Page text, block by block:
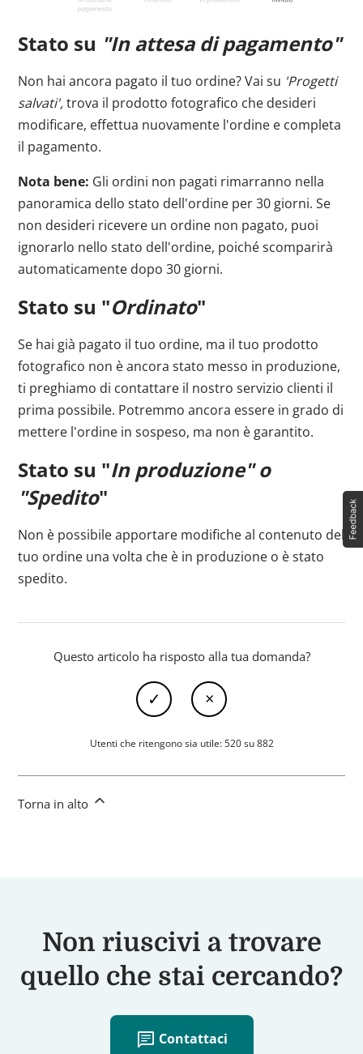
Stato su "In attesa di pagamento"
Non hai ancora pagato il tuo ordine? Vai su 'Progetti
salvati',trova il prodotto fotografico che desideri
modificare, effettua nuovamente l'ordine e completa
il pagamento.
Nota bene: Gli ordini non pagati rimarranno nella
panoramica dello stato dell'ordine per 30 giorni. Se
non desideri ricevere un ordine non pagato, puoi
ignorarlo nello stato dell'ordine, poiché scomparirà
automaticamente dopo 30 giorni.
Stato su "Ordinato"
Se hai già pagato il tuo ordine, ma il tuo prodotto
fotografico non è ancora stato messo in produzione,
ti preghiamo di contattare il nostro servizio clienti il
prima possibile. Potremmo ancora essere in grado di
mettere l'ordine in sospeso, ma non è garantito.
Stato su "In produzione" o
"Spedito"
Non è possibile apportare modifiche al contenuto del
tuo ordine una volta che è in produzione o è stato
spedito.
Questo articolo ha risposto alla tua domanda?
Utenti che ritengono sia utile: 520 su 882
Torna in alto
Non riuscivi a trovare
quello che stai cercando?
chat Contattaci